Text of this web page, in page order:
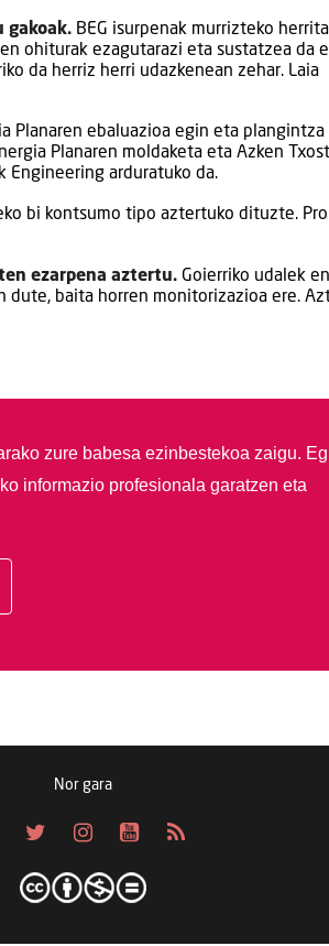
gakoak. BEG isurpenak murrizteko
ohiturak ezagutarazi eta sustatzea da
da herriz herri udazkenean zehar. Laia
Planaren ebaluazioa egin eta plangintza
Planaren moldaketa eta Azken
Engineering arduratuko da.
bi kontsumo tipo aztertuko dituzte.
ezarpena aztertu. Goierriko udalek
dute, baita horren monitorizazioa ere.
zure babesa ezinbestekoa zaigu.
informazio profesionala garatzen eta
Nor gara